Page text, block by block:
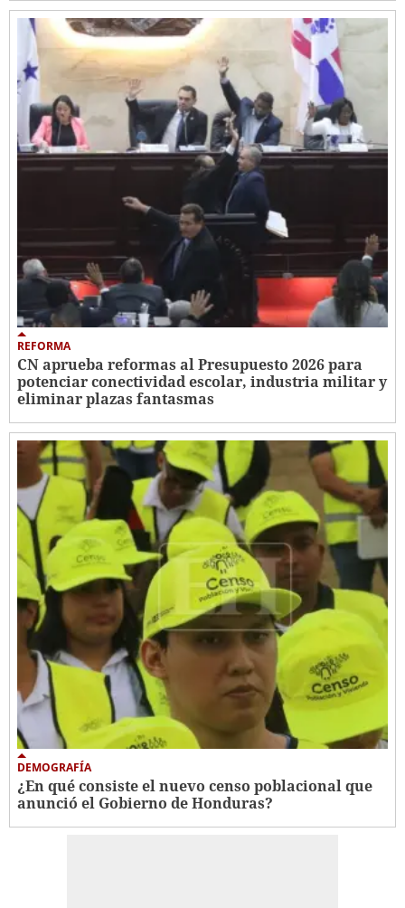
REFORMA
CN aprueba reformas al Presupuesto 2026 para
potenciar conectividad escolar, industria militar y
eliminar plazas fantasmas
DEMOGRAFÍA
¿En qué consiste el nuevo censo poblacional que
anunció el Gobierno de Honduras?